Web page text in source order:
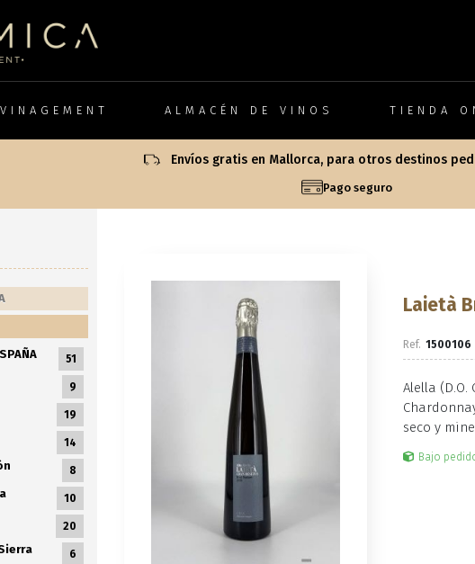
VINAGEMENT ALMACÉN DE VINOS TIENDA
Envíos gratis en Mallorca, para otros destinos
Pago seguro
51
9
19
14
8
10
20
6
Laietà
1500106
Alella (D.O.
seco y
Bajo